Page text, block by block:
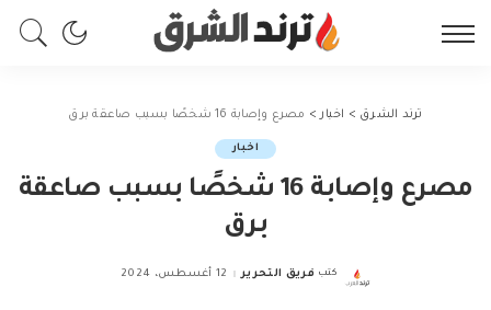
ترند الشرق > اخبار > مصرع وإصابة 16 شخصًا بسبب صاعقة برق
اخبار
مصرع وإصابة 16 شخصًا بسبب صاعقة
برق
Posted
كتب فريق التحرير 12 أغسطس، 2024